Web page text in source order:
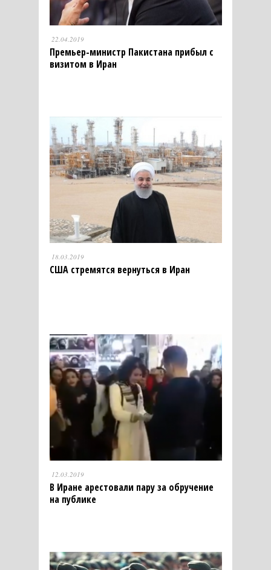
22.04.2019
Премьер-министр Пакистана прибыл с
визитом в Иран
18.03.2019
США стремятся вернуться в Иран
12.03.2019
В Иране арестовали пару за обручение
на публике